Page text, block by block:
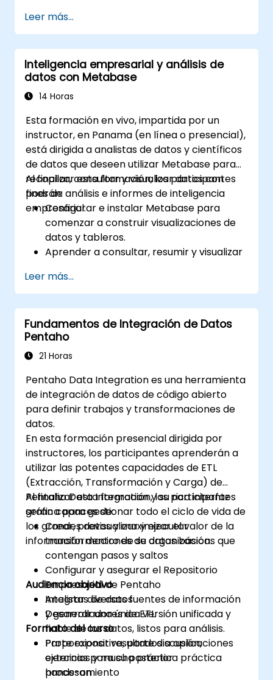
Crear paneles interactivos con gráficos,
tablas dinámicas y filtros.
Personalizar informes para audiencias
específicas y necesidades empresariales.
Colaborar en paneles y compartirlos de
manera efectiva.
Leer más...
Inteligencia empresarial y análisis de
datos con Metabase
14 Horas
Esta formación en vivo, impartida por un
instructor, en Panama (en línea o presencial),
está dirigida a analistas de datos y científicos
de datos que deseen utilizar Metabase para
recopilar, consultar y visualizar datos con
fines de análisis e informes de inteligencia
empresarial.
Al finalizar esta formación, los participantes
podrán:
Configurar e instalar Metabase para
comenzar a construir visualizaciones de
datos y tableros.
Aprender a consultar, resumir y visualizar
Utilizar las características y herramientas
de Metabase para escribir consultas SQL.
Construir gráficos analíticos y tableros
para obtener perspectivas
empresariales.
Conocer las mejores prácticas y consejos
problemas comunes.
Leer más...
Fundamentos de Integración de Datos
Pentaho
21 Horas
Pentaho Data Integration es una herramienta
de integración de datos de código abierto
para definir trabajos y transformaciones de
datos.
En esta formación presencial dirigida por
instructores, los participantes aprenderán a
utilizar las potentes capacidades de ETL
(Extracción, Transformación y Carga) de
Pentaho Data Integration y su rica interfaz
gráfica para gestionar todo el ciclo de vida de
los grandes datos y maximizar el valor de la
información dentro de su organización.
Al finalizar esta formación, los participantes
serán capaces de:
Crear, previsualizar y ejecutar
transformaciones de datos básicas que
contengan pasos y saltos
Configurar y asegurar el Repositorio
Empresarial de Pentaho
Integrar diversas fuentes de información
y generar una única versión unificada y
fiable de los datos, listos para análisis.
Proporcionar resultados a aplicaciones
externas para su posterior
procesamiento
Audiencia objetivo
Analistas de datos
Desarrolladores de ETL
Formato del curso
Parte expositiva, parte discusión,
ejercicios y mucha práctica práctica
hands-on